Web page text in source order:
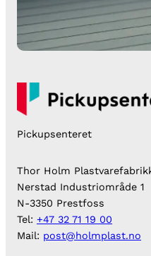
Pickupsenteret
Thor Holm
Nerstad Industriområde 1
N-3350 Prestfoss
Tel: +47 32 71 19 00
Mail: post@holmplast.no